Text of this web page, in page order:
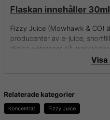
Flaskan innehåller
Fizzy Juice (Mowhawk & CO)
producenter av e-juice,
riktiga veteraner på
under väldigt lång tid. Med
För mer info om Fizzy Juice
aromer samt essenser besök
Visa
Relaterade kategorier
Koncentrat Fizzy Juice